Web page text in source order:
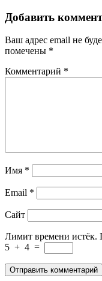
Добавить
Ваш адрес email не
помечены *
Комментарий *
Имя *
Email *
Сайт
Лимит времени истёк.
5 + 4 =